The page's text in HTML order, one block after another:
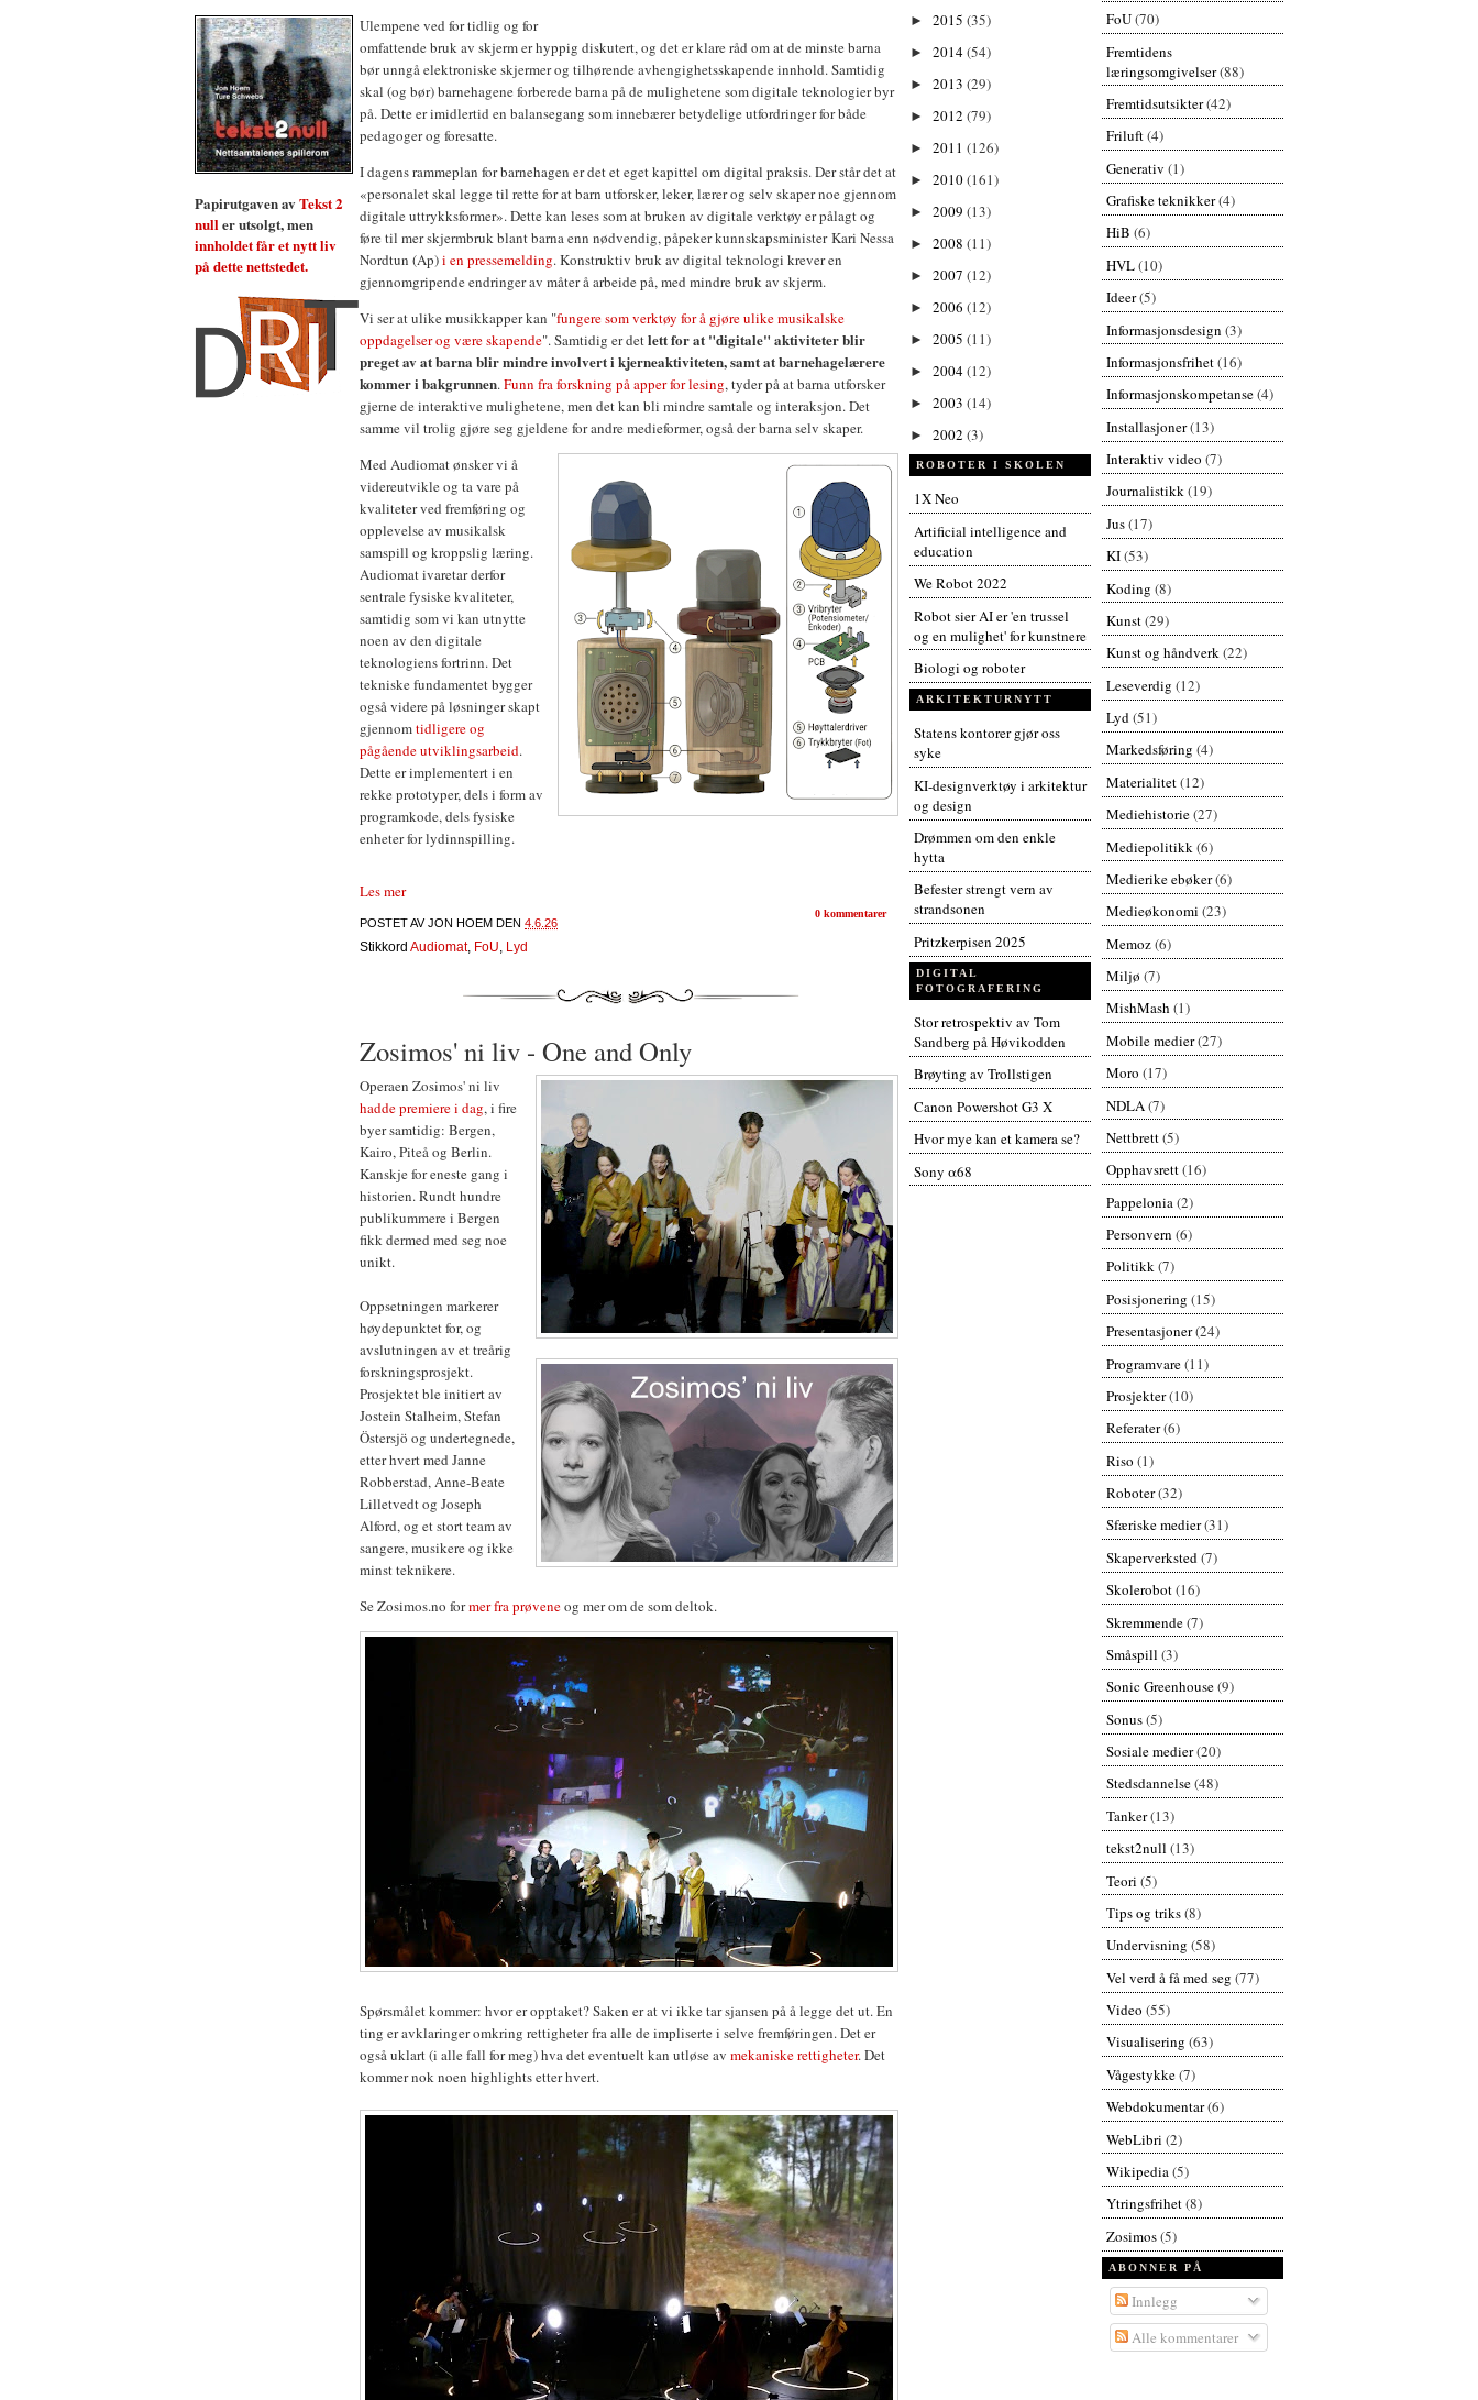
Papirutgaven av Tekst 2
nuller utsolgt, men
innholdet får et nytt liv
på dette nettstedet.
Ulempene ved for tidlig og for
omfattende bruk av skjerm er hyppig diskutert, og det er klare råd om at de minste barna
bør unngå elektroniske skjermer og tilhørende avhengighetsskapende innhold. Samtidig
skal (og bør) barnehagene forberede barna på de mulighetene som digitale teknologier byr
på. Dette er imidlertid en balansegang som innebærer betydelige utfordringer for både
pedagoger og foresatte.
I dagens rammeplan for barnehagen er det et eget kapittel om digital praksis. Der står det at
«personalet skal legge til rette for at barn utforsker, leker, lærer og selv skaper noe gjennom
digitale uttrykksformer». Dette kan leses som at bruken av digitale verktøy er pålagt og
føre til mer skjermbruk blant barna enn nødvendig, påpeker kunnskapsminister Kari Nessa
Nordtun (Ap)i en pressemelding. Konstruktiv bruk av digital teknologi krever en
gjennomgripende endringer av måter å arbeide på, med mindre bruk av skjerm.
Vi ser at ulike musikkapper kan "fungere som verktøy for å gjøre ulike musikalske
oppdagelser og være skapende". Samtidig er detlett for at "digitale" aktiviteter blir
preget av at barna blir mindre involvert i kjerneaktiviteten, samt at barnehagelærere
kommer i bakgrunnen.Funn fra forskning på apper for lesing, tyder på at barna utforsker
gjerne de interaktive mulighetene, men det kan bli mindre samtale og interaksjon. Det
samme vil trolig gjøre seg gjeldene for andre medieformer, også der barna selv skaper.
Med Audiomat ønsker vi å
videreutvikle og ta vare på
kvaliteter ved fremføring og
opplevelse av musikalsk
samspill og kroppslig læring.
Audiomat ivaretar derfor
sentrale fysiske kvaliteter,
samtidig som vi kan utnytte
noen av den digitale
teknologiens fortrinn. Det
tekniske fundamentet bygger
også videre på løsninger skapt
gjennomtidligere og
pågående utviklingsarbeid.
Dette er implementert i en
rekke prototyper, dels i form av
programkode, dels fysiske
enheter for lydinnspilling.
Les mer
POSTET AVJON HOEM DEN 4.6.26
0 kommentarer
Stikkord Audiomat, FoU Lyd
Zosimos' ni liv - One and Only
Operaen Zosimos' ni liv
hadde premiere i dag, i fire
byer samtidig: Bergen,
Kairo, Piteå og Berlin.
Kanskje for eneste gang i
historien. Rundt hundre
publikummere i Bergen
fikk dermed med seg noe
unikt.
Oppsetningen markerer
høydepunktet for, og
avslutningen av et treårig
forskningsprosjekt.
Prosjektet ble initiert av
Jostein Stalheim, Stefan
Östersjö og undertegnede,
etter hvert med Janne
Robberstad, Anne-Beate
Lilletvedt og Joseph
Alford, og et stort team av
sangere, musikere og ikke
minst teknikere.
Se Zosimos.no former fra prøveneog mer om de som deltok.
Spørsmålet kommer: hvor er opptaket? Saken er at vi ikke tar sjansen på å legge det ut. En
ting er avklaringer omkring rettigheter fra alle de impliserte i selve fremføringen. Det er
også uklart (i alle fall for meg) hva det eventuelt kan utløse av mekaniske rettigheter. Det
kommer nok noen highlights etter hvert.
► 2015 (35)
► 2014(54)
► 2013 (29)
► 2012 (79)
► 2011 (126)
► 2010(161)
► 2009 (13)
► 2008 (11)
► 2007 (12)
► 2006 (12)
► 2005 (11)
► 2004(12)
► 2003 (14)
► 2002 (3)
ROBOTER I SKOLEN
1X Neo
Artificial intelligence and
education
We Robot 2022
Robot sier AI er 'en trussel
og en mulighet' for kunstnere
Biologi og roboter
ARKITEKTURNYTT
Statens kontorer gjør oss
syke
KI-designverktøy i arkitektur
og design
Drømmen om den enkle
hytta
Befester strengt vern av
strandsonen
Pritzkerpisen 2025
DIGITAL
FOTOGRAFERING
Stor retrospektiv av Tom
Sandberg på Høvikodden
Brøyting av Trollstigen
Canon Powershot G3 X
Hvor mye kan et kamera se?
Sony α68
FoU(70)
Fremtidens
læringsomgivelser(88)
Fremtidsutsikter(42)
Friluft(4)
Generativ (1)
Grafiske teknikker(4)
HiB (6)
HVL(10)
Ideer(5)
Informasjonsdesign (3)
Informasjonsfrihet(16)
Informasjonskompetanse(4)
Installasjoner(13)
Interaktiv video (7)
Journalistikk(19)
Jus(17)
KI(53)
Koding (8)
Kunst(29)
Kunst og håndverk(22)
Leseverdig (12)
Lyd(51)
Markedsføring (4)
Materialitet(12)
Mediehistorie(27)
Mediepolitikk (6)
Medierike ebøker(6)
Medieøkonomi (23)
Memoz(6)
Miljø (7)
MishMash (1)
Mobile medier(27)
Moro (17)
NDLA (7)
Nettbrett(5)
Opphavsrett(16)
Pappelonia(2)
Personvern (6)
Politikk(7)
Posisjonering (15)
Presentasjoner(24)
Programvare(11)
Prosjekter(10)
Referater(6)
Riso (1)
Roboter(32)
Sfæriske medier(31)
Skaperverksted(7)
Skolerobot(16)
Skremmende(7)
Småspill (3)
Sonic Greenhouse(9)
Sonus(5)
Sosiale medier(20)
Stedsdannelse(48)
Tanker(13)
tekst2null (13)
Teori (5)
Tips og triks(8)
Undervisning (58)
Vel verd å få med seg (77)
Video (55)
Visualisering (63)
Vågestykke(7)
Webdokumentar(6)
WebLibri (2)
Wikipedia(5)
Ytringsfrihet(8)
Zosimos(5)
ABONNER PÅ
Innlegg
Alle kommentarer